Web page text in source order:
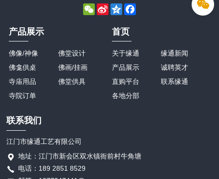
WeChat
Sina
Weibo
Qzone
产品展示
佛像/神像
佛龛供桌
寺庙用品
寺院订单
佛堂设计
佛画/挂画
佛堂供具
首页
关于缘通
产品展示
直购平台
各地分部
缘通新闻
诚聘英才
联系缘通
联系我们
江门市缘通工艺有限公司
地址：江门市新会区双水镇衙前村牛角塘
电话：189 2851 8529